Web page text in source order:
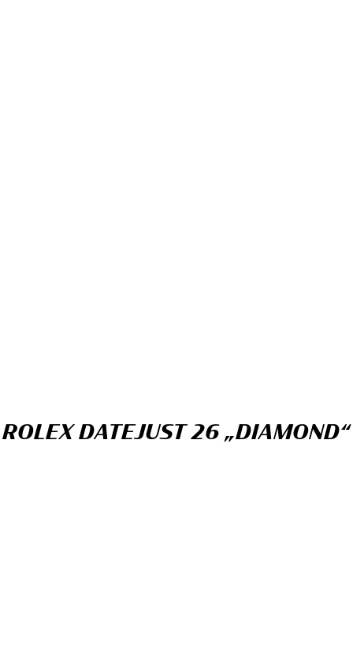
ROLEX DATEJUST 26 „DIAMOND“